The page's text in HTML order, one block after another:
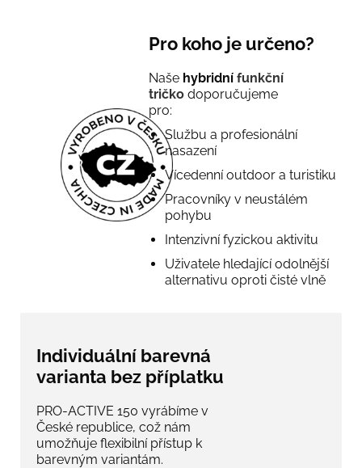
Pro koho je určeno?
Naše hybridnífunkční
tričko doporučujeme
pro:
Službu a profesionální
nasazení
Vícedenní outdoor a turistiku
Pracovníky v neustálém
pohybu
Intenzivní fyzickou aktivitu
Uživatele hledající odolnější
alternativu oproti čisté vlně
Individuální barevná
varianta bez příplatku
PRO-ACTIVE 150 vyrábíme v
České republice, což nám
umožňuje flexibilní přístup k
barevným variantám.